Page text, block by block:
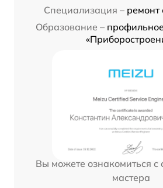
Специализация – ремонт
Образование –
Вы можете ознакомиться с
мастера